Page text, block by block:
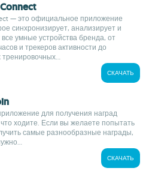
— это официальное приложение
синхронизирует, анализирует и
умные устройства бренда, от
и трекеров активности до
тренировочных...
СКАЧАТЬ
для получения наград
что ходите. Если вы желаете попытать
самые разнообразные награды,
СКАЧАТЬ